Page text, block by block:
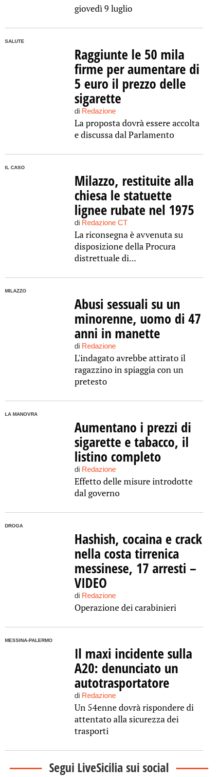
giovedì 9 luglio
SALUTE
Raggiunte le 50 mila
firme per aumentare di
5 euro il prezzo delle
sigarette
di Redazione
La proposta dovrà essere accolta
e discussa dal Parlamento
IL CASO
Milazzo, restituite alla
chiesa le statuette
lignee rubate nel 1975
di Redazione CT
La riconsegna è avvenuta su
disposizione della Procura
distrettuale di...
MILAZZO
Abusi sessuali su un
minorenne, uomo di 47
anni in manette
di Redazione
L'indagato avrebbe attirato il
ragazzino in spiaggia con un
pretesto
LA MANOVRA
Aumentano i prezzi di
sigarette e tabacco, il
listino completo
di Redazione
Effetto delle misure introdotte
dal governo
DROGA
Hashish, cocaina e crack
nella costa tirrenica
messinese, 17 arresti –
VIDEO
di Redazione
Operazione dei carabinieri
MESSINA-PALERMO
Il maxi incidente sulla
A20: denunciato un
autotrasportatore
di Redazione
Un 54enne dovrà rispondere di
attentato alla sicurezza dei
trasporti
Segui LiveSicilia sui social